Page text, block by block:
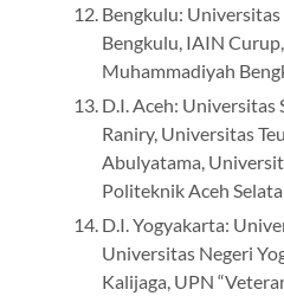
Bengkulu:
Bengkulu, IAIN
Muhammadiyah
D.I. Aceh: Universitas
Raniry, Universitas
Abulyatama,
Politeknik Aceh
D.I. Yogyakarta:
Universitas Negeri
Kalijaga, UPN